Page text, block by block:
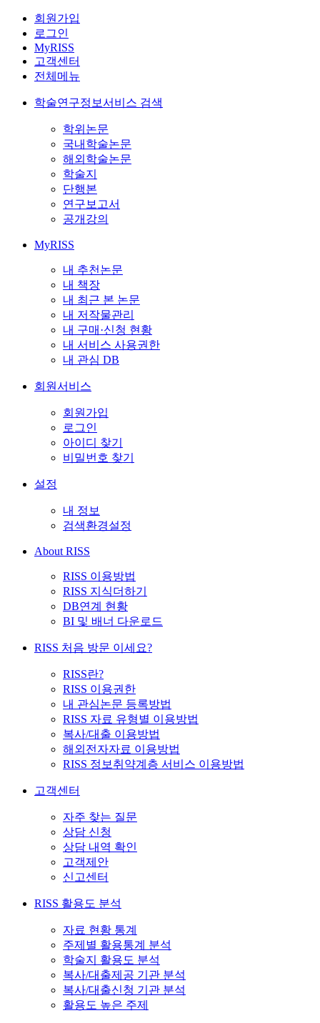
회원가입
로그인
MyRISS
고객센터
전체메뉴
학술연구정보서비스 검색
학위논문
국내학술논문
해외학술논문
학술지
단행본
연구보고서
공개강의
MyRISS
내 추천논문
내 책장
내 최근 본 논문
내 저작물관리
내 구매·신청 현황
내 서비스 사용권한
내 관심 DB
회원서비스
회원가입
로그인
아이디 찾기
비밀번호 찾기
설정
내 정보
검색환경설정
About RISS
RISS 이용방법
RISS 지식더하기
DB연계 현황
BI 및 배너 다운로드
RISS 처음 방문 이세요?
RISS란?
RISS 이용권한
내 관심논문 등록방법
RISS 자료 유형별 이용방법
복사/대출 이용방법
해외전자자료 이용방법
RISS 정보취약계층 서비스 이용방법
고객센터
자주 찾는 질문
상담 신청
상담 내역 확인
고객제안
신고센터
RISS 활용도 분석
자료 현황 통계
주제별 활용통계 분석
학술지 활용도 분석
복사/대출제공 기관 분석
복사/대출신청 기관 분석
활용도 높은 주제